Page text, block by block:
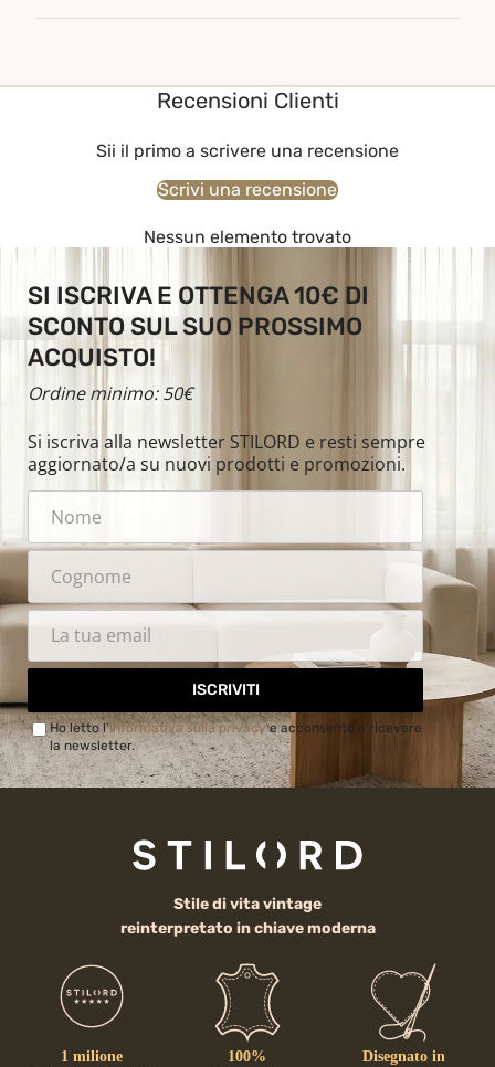
Recensioni Clienti
Sii il primo a scrivere una recensione
Scrivi una recensione
Nessun elemento trovato
SI ISCRIVA E OTTENGA 10€ DI
SCONTO SUL SUO PROSSIMO
ACQUISTO!
Ordine minimo: 50€
Si iscriva alla newsletter STILORD e resti sempre
aggiornato/a su nuovi prodotti e promozioni.
ISCRIVITI
Ho letto l'Informativa sulla privacye acconsento a ricevere
la newsletter.
Stile di vita vintage
reinterpretato in chiave moderna
1 milione 100% Disegnato in